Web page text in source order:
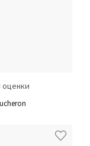
оценки